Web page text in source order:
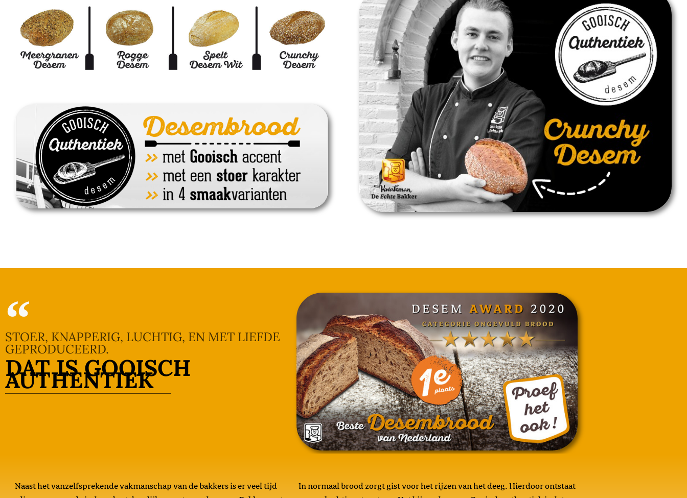
STOER, KNAPPERIG, LUCHTIG, EN MET LIEFDE
GEPRODUCEERD.
DAT IS GOOISCH
AUTHENTIEK
Naast het vanzelfsprekende vakmanschap van de bakkers is er veel tijd
In normaal brood zorgt gist voor het rijzen van het deeg. Hierdoor ontstaat